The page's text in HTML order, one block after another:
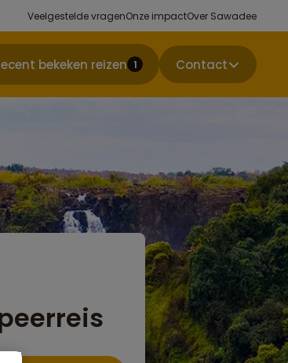
Veelgestelde vragenOnze impactOver Sawadee
bekeken reizen 1 Contact